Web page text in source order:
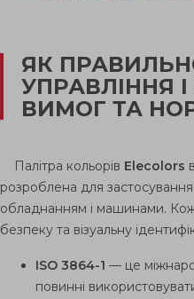
ЯК
УПРАВЛІННЯ
ВИМОГ ТА
Палітра кольорів Elecolors
розроблена для
обладнанням і машинами.
безпеку та візуальну
ISO 3864-1 — це
повинні